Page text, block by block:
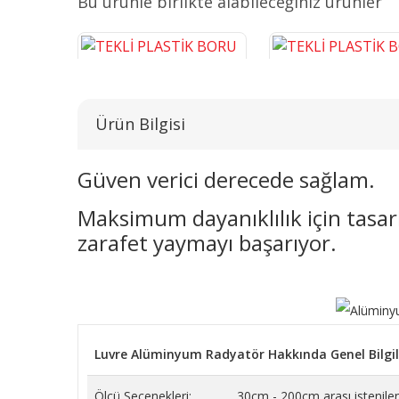
TEKLİ PLASTİK BORU GİZLEME
KROM 16 CM
243,14 TL
TEKLİ PLASTİK BORU
BEYAZ 16 CM
38,26 TL
Ürün Bilgisi
Güven verici derecede sağlam.
Maksimum dayanıklılık için
zarafet yaymayı başarıyor.
Luvre Alüminyum Radyatör Hakkında Genel